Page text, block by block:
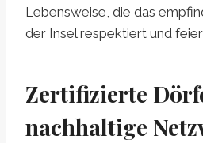
Lebensweise, die das
der Insel respektiert und
Zertifizierte
nachhaltige